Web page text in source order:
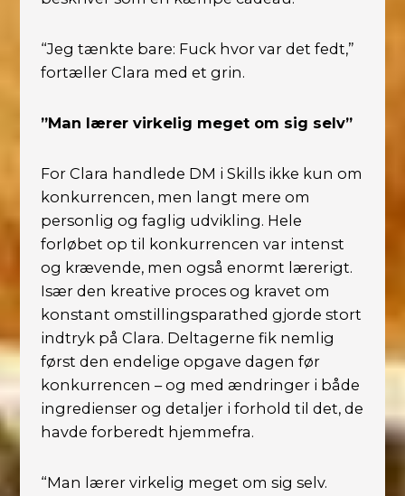
“Jeg tænkte bare: Fuck hvor var det fedt,”
fortæller Clara med et grin.
”Man lærer virkelig meget om sig selv”
For Clara handlede DM i Skills ikke kun om
konkurrencen, men langt mere om
personlig og faglig udvikling. Hele
forløbet op til konkurrencen var intenst
og krævende, men også enormt lærerigt.
Især den kreative proces og kravet om
konstant omstillingsparathed gjorde stort
indtryk på Clara. Deltagerne fik nemlig
først den endelige opgave dagen før
konkurrencen – og med ændringer i både
ingredienser og detaljer i forhold til det, de
havde forberedt hjemmefra.
“Man lærer virkelig meget om sig selv.